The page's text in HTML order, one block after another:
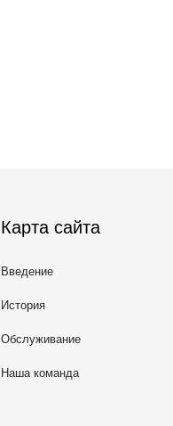
Карта сайта
Введение
История
Обслуживание
Наша команда